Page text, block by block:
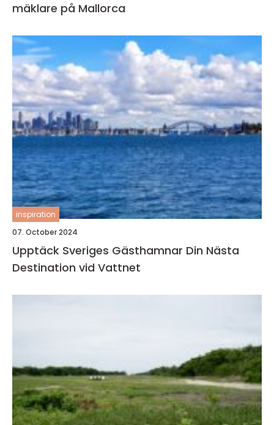
mäklare på Mallorca
inspiration
07. October 2024
Upptäck Sveriges Gästhamnar Din Nästa
Destination vid Vattnet